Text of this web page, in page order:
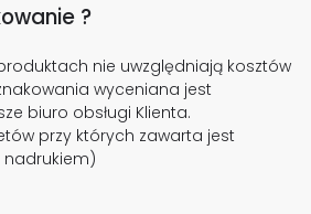
?
nie uwzględniają kosztów
wyceniana jest
biuro obsługi Klienta.
przy których zawarta jest